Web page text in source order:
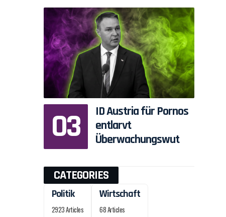
ID Austria für Pornos
entlarvt
Überwachungswut
CATEGORIES
Politik
2923 Articles
Wirtschaft
68 Articles